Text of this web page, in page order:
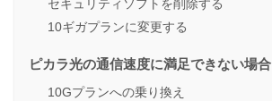
セキュリティソフトを削除する
10ギガプランに変更する
ピカラ光の通信速度に満足できない場合
10Gプランへの乗り換え